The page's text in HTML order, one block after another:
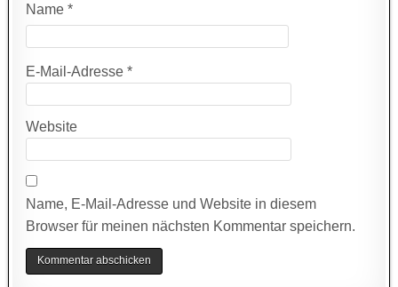
Name*
E-Mail-Adresse*
Website
Name, E-Mail-Adresse und Website in diesem
Browser für meinen nächsten Kommentar speichern.